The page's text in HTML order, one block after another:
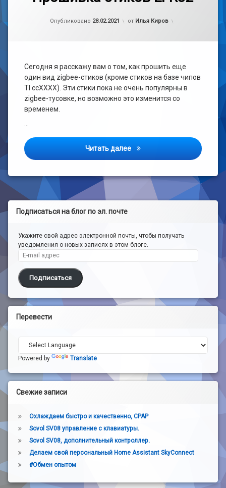
Опубликовано 28.02.2021
Обновлено на
от Илья Киров
Сегодня я расскажу вам о том, как прошить еще
один вид zigbee-стиков (кроме стиков на базе чипов
TI ccXXXX). Эти стики пока не очень популярны в
zigbee-тусовке, но возможно это изменится со
временем.
Читать далее Прошивка стиков EFR32
Прошивка
Подписаться на блог по эл. почте
Укажите свой адрес электронной почты, чтобы получать
уведомления о новых записях в этом блоге.
E-mail адрес
Подписаться
Перевести
Powered by Translate
Свежие записи
Охлаждаем быстро и качественно, CPAP
Sovol SV08 управление с клавиатуры.
Sovol SV08, дополнительный контроллер.
Делаем свой персональный Home Assistant SkyConnect
#Обмен опытом